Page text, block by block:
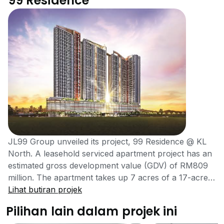
JL99 Group unveiled its project, 99 Residence @ KL
North. A leasehold serviced apartment project has an
estimated gross development value (GDV) of RM809
million. The apartment takes up 7 acres of a 17-acre
site owned by JL99 in KL North. 99 Residence is
than 48 types of luxury facilities and spacious
Lihat butiran projek
Pilihan lain dalam projek ini